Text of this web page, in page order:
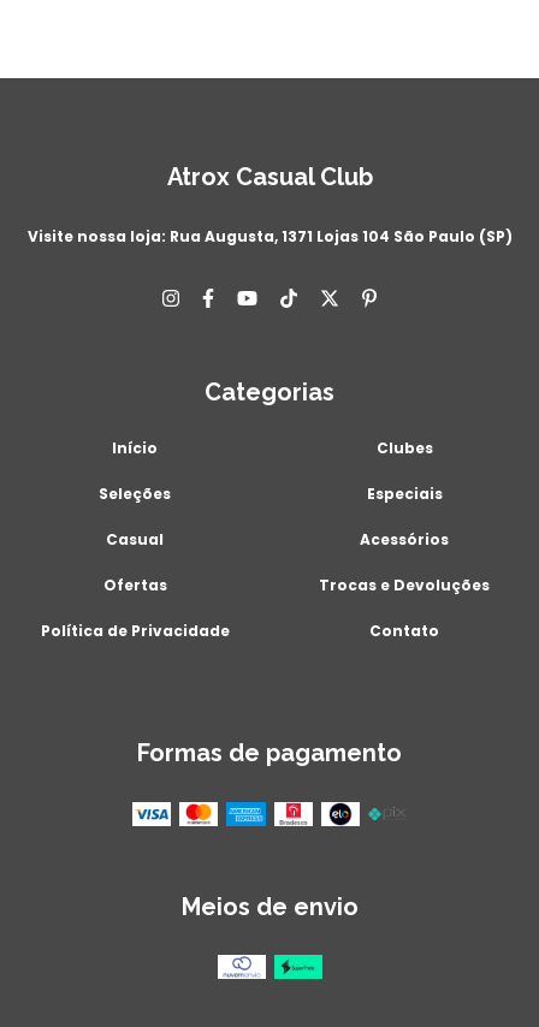
Atrox Casual Club
Visite nossa loja: Rua Augusta, 1371 Lojas 104 São Paulo (SP)
Categorias
Início Clubes
Seleções Especiais
Casual Acessórios
Ofertas Trocas e Devoluções
Política de Privacidade Contato
Formas de pagamento
Meios de envio